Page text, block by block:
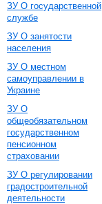
ЗУ О государственной
службе
ЗУ О занятости
населения
ЗУ О местном
самоуправлении в
Украине
ЗУ О
общеобязательном
государственном
пенсионном
страховании
ЗУ О регулировании
градостроительной
деятельности